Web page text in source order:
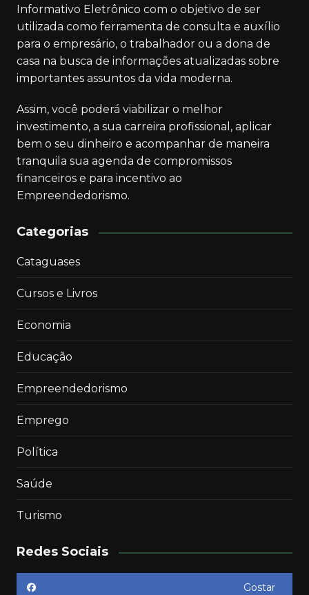
Informativo Eletrônico com o objetivo de ser
utilizada como ferramenta de consulta e auxílio
para o empresário, o trabalhador ou a dona de
casa na busca de informações atualizadas sobre
importantes assuntos da vida moderna.
Assim, você poderá viabilizar o melhor
investimento, a sua carreira profissional, aplicar
bem o seu dinheiro e acompanhar de maneira
tranquila sua agenda de compromissos
financeiros e para incentivo ao
Empreendedorismo.
Categorias
Cataguases
Cursos e Livros
Economia
Educação
Empreendedorismo
Emprego
Política
Saúde
Turismo
Redes Sociais
Gostar